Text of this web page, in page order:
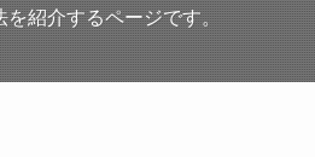
紹介するページです。